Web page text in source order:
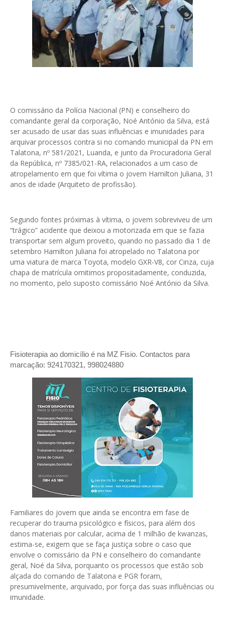
O comissário da Polícia Nacional (PN) e conselheiro do
comandante geral da corporação, Noé António da Silva, está
ser acusado de usar das suas influências e imunidades para
arquivar processos contra si no comando municipal da PN em
Talatona, nº 581/2021, Luanda, e junto da Procuradoria Geral
da República, nº 7385/021-RA, relacionados a um caso de
atropelamento em que foi vítima o jovem Hamilton Juliana, 31
anos de idade (Arquiteto de profissão).
Segundo fontes próximas à vítima, o jovem sobreviveu de um
“trágico” acidente que deixou a motorizada em que se fazia
transportar sem algum proveito, quando no passado dia 1 de
setembro Hamilton Juliana foi atropelado no Talatona por
uma viatura de marca Toyota, modelo GXR-V8, cor Cinza, cuja
chapa de matrícula omitimos propositadamente, conduzida,
no momento, pelo suposto comissário Noé António da Silva.
Fisioterapia ao domicílio é na MZ Fisio. Contactos para
marcação: 924170321, 998024880
Familiares do jovem que ainda se encontra em fase de
recuperar do trauma psicológico e físicos, para além dos
danos materiais por calcular, acima de 1 milhão de kwanzas,
estima-se, exigem que se faça justiça sobre o caso que
envolve o comissário da PN e conselheiro do comandante
geral, Noé da Silva, porquanto os processos que estão sob
alçada do comando de Talatona e PGR foram,
presumivelmente, arquivado, por força das suas influências ou
imunidade.